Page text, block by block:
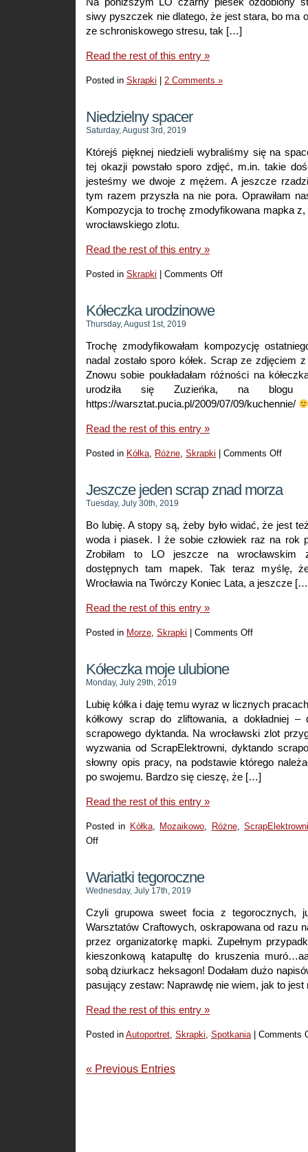
siwy pyszczek nie dlatego, że jest stara, bo ma
ze schroniskowego stresu, tak […]
Read the rest of this entry »
Posted in Skrapki 2 Comments »
Niedzielny spacer
Saturday, August 3rd, 2019
Którejś pięknej niedzieli wybraliśmy się na
tej okazji powstało sporo zdjęć, m.in. takie
jesteśmy we dwoje z mężem. A jeszcze
tym razem przyszła na nie pora. Oprawiłam
Kompozycja to trochę zmodyfikowana mapka
wrocławskiego zlotu.
Read the rest of this entry »
Posted in Skrapki Comments Offon
Kółeczka urodzinowe
Thursday, August 1st, 2019
Trochę zmodyfikowałam kompozycję
nadal zostało sporo kółek. Scrap ze zdjęciem
Znowu sobie poukładałam różności na
urodziła się Zuzieńka, na
https://warsztat.pucia.pl/2009/07/09/kuchennie/
Read the rest of this entry »
Posted in Kółka, Różne, Skrapki Comments Offon
Jeszcze jeden scrap znad morza
Tuesday, July 30th, 2019
Bo lubię. A stopy są, żeby było widać, że jest
woda i piasek. I że sobie człowiek raz na rok
Zrobiłam to LO jeszcze na
dostępnych tam mapek. Tak teraz myślę,
Wrocławia na Twórczy Koniec Lata, a jeszcze
Read the rest of this entry »
Posted in Morze, Skrapki Comments Offon
morza
Kółeczka moje ulubione
Monday, July 29th, 2019
Lubię kółka i daję temu wyraz w licznych
kółkowy scrap do zliftowania, a dokładniej
scrapowego dyktanda. Na wrocławski zlot
wyzwania od ScrapElektrowni, dyktando
słowny opis pracy, na podstawie którego
po swojemu. Bardzo się cieszę, że […]
Read the rest of this entry »
Posted in Kółka, Mozaikowo, Różne,
Offon
ulubione
Wariatki tegoroczne
Wednesday, July 17th, 2019
Czyli grupowa sweet focia z tegorocznych,
Warsztatów Craftowych, oskrapowana od razu
przez organizatorkę mapki. Zupełnym
kieszonkową katapultę do kruszenia
sobą dziurkacz heksagon! Dodałam dużo
pasujący zestaw: Naprawdę nie wiem, jak to
Read the rest of this entry »
Posted in Autoportret, Skrapki, Spotkania| Comments
« Previous Entries